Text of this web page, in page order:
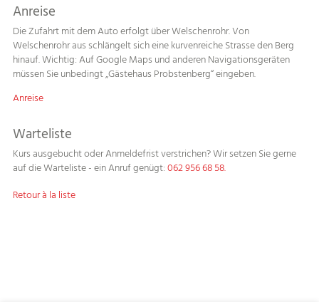
Anreise
Die Zufahrt mit dem Auto erfolgt über Welschenrohr. Von
Welschenrohr aus schlängelt sich eine kurvenreiche Strasse den Berg
hinauf. Wichtig: Auf Google Maps und anderen Navigationsgeräten
müssen Sie unbedingt „Gästehaus Probstenberg“ eingeben.
Anreise
Warteliste
Kurs ausgebucht oder Anmeldefrist verstrichen? Wir setzen Sie gerne
auf die Warteliste - ein Anruf genügt:062 956 68 58.
Retour à la liste